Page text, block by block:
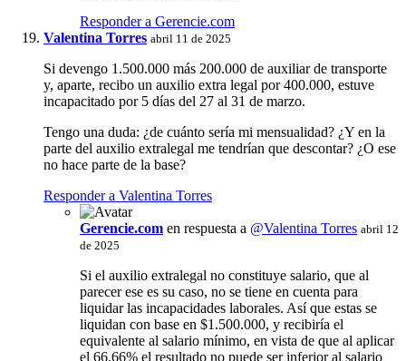
Responder a Gerencie.com
Valentina Torres abril 11 de 2025
Si devengo 1.500.000 más 200.000 de auxiliar de transporte
y, aparte, recibo un auxilio extra legal por 400.000, estuve
incapacitado por 5 días del 27 al 31 de marzo.
Tengo una duda: ¿de cuánto sería mi mensualidad? ¿Y en la
parte del auxilio extralegal me tendrían que descontar? ¿O ese
no hace parte de la base?
Responder a Valentina Torres
Gerencie.com en respuesta a @Valentina Torres abril 12
de 2025
Si el auxilio extralegal no constituye salario, que al
parecer ese es su caso, no se tiene en cuenta para
liquidar las incapacidades laborales. Así que estas se
liquidan con base en $1.500.000, y recibiría el
equivalente al salario mínimo, en vista de que al aplicar
el 66.66% el resultado no puede ser inferior al salario